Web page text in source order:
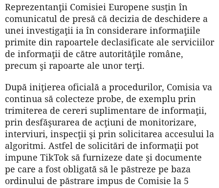
Reprezentanţii Comisiei Europene susţin în
comunicatul de presă că decizia de deschidere a
unei investigaţii ia în considerare informaţiile
primite din rapoartele declasificate ale serviciilor
de informaţii de către autorităţile române,
precum şi rapoarte ale unor terţi.
După iniţierea oficială a procedurilor, Comisia va
continua să colecteze probe, de exemplu prin
trimiterea de cereri suplimentare de informaţii,
prin desfăşurarea de acţiuni de monitorizare,
interviuri, inspecţii şi prin solicitarea accesului la
algoritmi. Astfel de solicitări de informaţii pot
impune TikTok să furnizeze date şi documente
pe care a fost obligată să le păstreze pe baza
ordinului de păstrare impus de Comisie la 5